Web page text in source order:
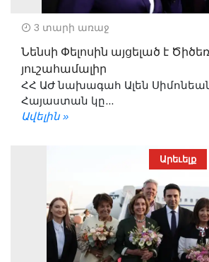
3 տարի առաջ
Նենսի Փելոսին այցելած է
յուշահամալիր
ՀՀ ԱԺ նախագահ Ալեն
Հայաստան կը...
Ավելին »
Արեւելք